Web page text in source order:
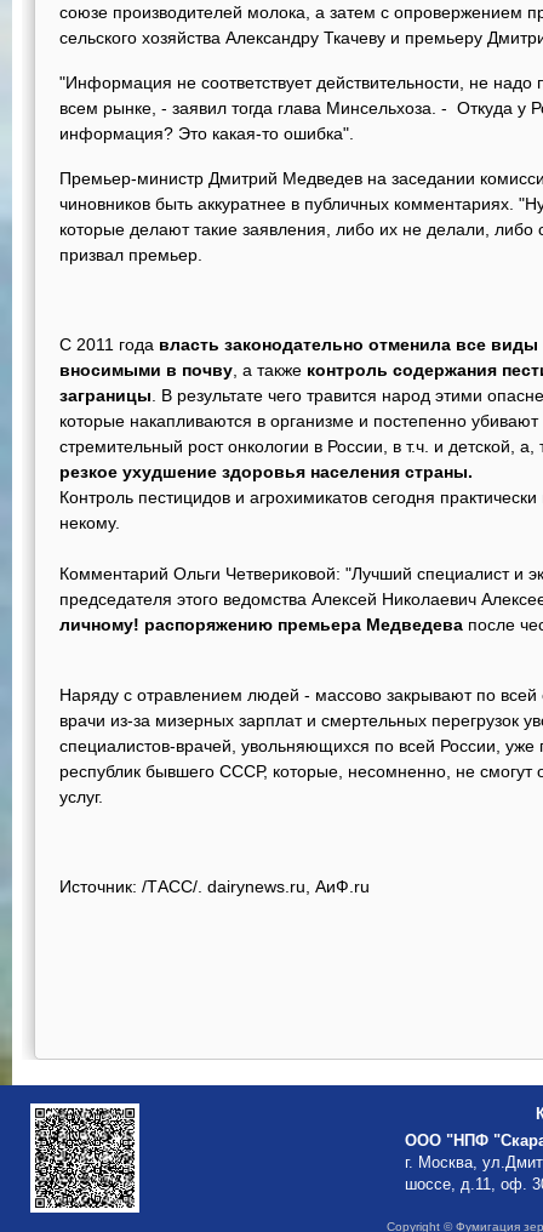
союзе производителей молока, а затем с опровержением
сельского хозяйства Александру Ткачеву и премьеру
"Информация не соответствует действительности, не надо
всем рынке, - заявил тогда глава Минсельхоза. - Откуда у
информация? Это какая-то ошибка".
Премьер-министр Дмитрий Медведев на заседании
чиновников быть аккуратнее в публичных комментариях.
которые делают такие заявления, либо их не делали,
призвал премьер.
С 2011 года власть законодательно отменила все
вносимыми в почву , а также контроль содержания
заграницы . В результате чего травится народ этими
которые накапливаются в организме и постепенно убивают
стремительный рост онкологии в России, в т.ч. и детской,
резкое ухудшение здоровья населения страны.
Контроль пестицидов и агрохимикатов сегодня
некому.
Комментарий Ольги Четвериковой: "Лучший специалист и
председателя этого ведомства Алексей Николаевич
личному! распоряжению премьера Медведева после
Наряду с отравлением людей - массово закрывают по
врачи из-за мизерных зарплат и смертельных перегрузок
специалистов-врачей, увольняющихся по всей России, уже
республик бывшего СССР, которые, несомненно, не смогут
услуг.
Источник: /ТАСС/. dairynews.ru, АиФ.ru
ООО "НПФ
г. Москва,
шоссе, д.11, оф.
Copyright © Фумигация